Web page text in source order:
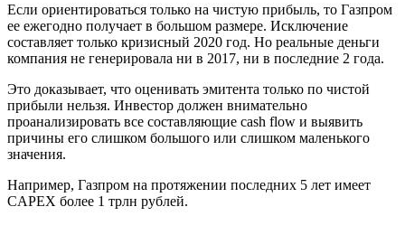
Если ориентироваться только на чистую прибыль, то Газпром
ее ежегодно получает в большом размере. Исключение
составляет только кризисный 2020 год. Но реальные деньги
компания не генерировала ни в 2017, ни в последние 2 года.
Это доказывает, что оценивать эмитента только по чистой
прибыли нельзя. Инвестор должен внимательно
проанализировать все составляющие cash flow и выявить
причины его слишком большого или слишком маленького
значения.
Например, Газпром на протяжении последних 5 лет имеет
CAPEX более 1 трлн рублей.